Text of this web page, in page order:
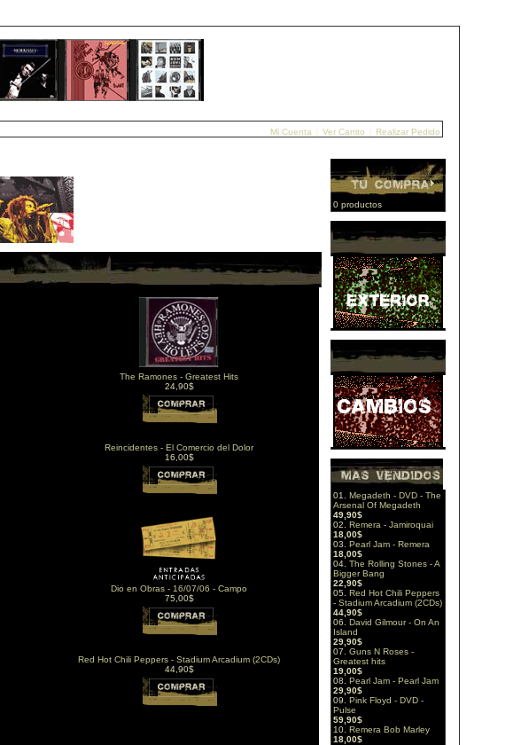
Mi Cuenta Ver Carrito Realizar Pedido
The Ramones - Greatest Hits
24,90$
Reincidentes - El Comercio del Dolor
16,00$
Dio en Obras - 16/07/06 - Campo
75,00$
Red Hot Chili Peppers - Stadium Arcadium (2CDs)
44,90$
0 productos
01. Megadeth - DVD - The
Arsenal Of Megadeth
49,90$
02. Remera - Jamiroquai
18,00$
03. Pearl Jam - Remera
18,00$
04. The Rolling Stones - A
Bigger Bang
22,90$
05. Red Hot Chili Peppers
- Stadium Arcadium (2CDs)
44,90$
06. David Gilmour - On An
Island
29,90$
07. Guns N Roses -
Greatest hits
19,00$
08. Pearl Jam - Pearl Jam
29,90$
09. Pink Floyd - DVD -
Pulse
59,90$
10. Remera Bob Marley
18,00$